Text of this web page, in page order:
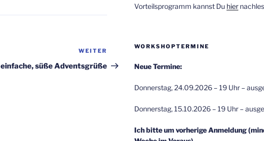
Beitrag
WEITER
einfache, süße Adventsgrüße
Vorteilsprogramm kannst Du hier
WORKSHOPTERMINE
Neue Termine:
Donnerstag, 24.09.2026 – 19 Uhr –
Donnerstag, 15.10.2026 – 19 Uhr –
Ich bitte um vorherige Anmeldung